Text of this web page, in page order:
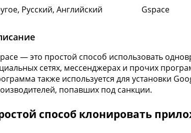
Русский, Английский Gspace
— это простой способ использовать
сетях, мессенджерах и прочих
также используется для установки
попавших под санкции.
способ клонировать